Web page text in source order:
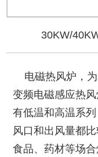
30KW/
电磁热风炉，为
变频电磁感应热
有低温和高温系
风口和出风量都
食品、药材等场